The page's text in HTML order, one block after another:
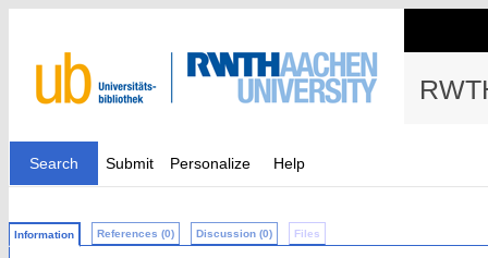
Search Submit Personalize Help
Information References (0) Discussion (0) Files